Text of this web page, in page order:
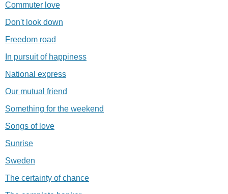
Commuter love
Don't look down
Freedom road
In pursuit of happiness
National express
Our mutual friend
Something for the weekend
Songs of love
Sunrise
Sweden
The certainty of chance